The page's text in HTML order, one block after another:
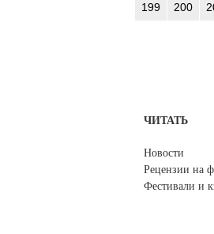
199 200
ЧИТАТЬ
Новости
Рецензии на
Фестивали и